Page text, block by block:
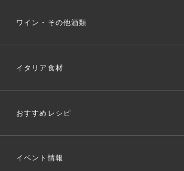
ワイン・その他酒類
イタリア食材
おすすめレシピ
イベント情報